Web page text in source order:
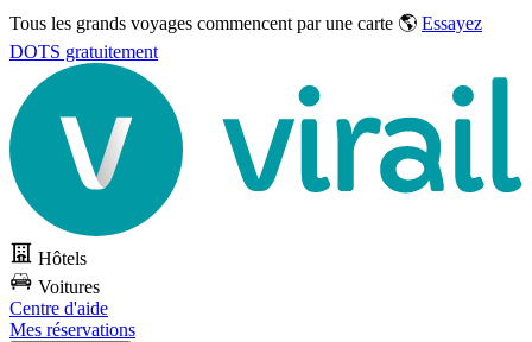
Tous les grands voyages commencent par une carte 🌎 Essayez
DOTS gratuitement
Hôtels
Voitures
Centre d'aide
Mes réservations